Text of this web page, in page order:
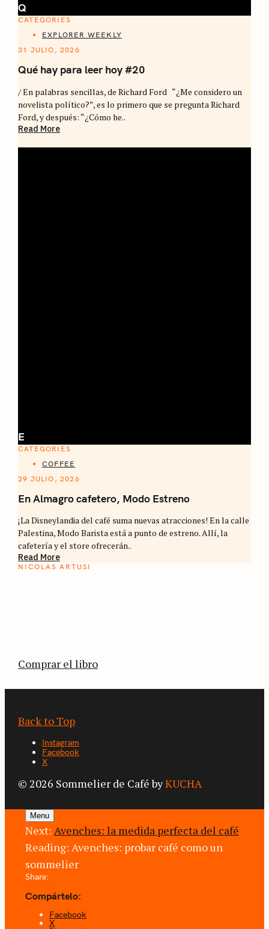
Q
CATEGORIES
EXPLORER WEEKLY
31 JULIO, 2026
Qué hay para leer hoy #20
/ En palabras sencillas, de Richard Ford “¿Me considero un
novelista político?”, es lo primero que se pregunta Richard
Ford, y después: “¿Cómo he..
Read More
E
CATEGORIES
COFFEE
29 JULIO, 2026
En Almagro cafetero, Modo Estreno
¡La Disneylandia del café suma nuevas atracciones! En la calle
Palestina, Modo Barista está a punto de estreno. Allí, la
cafetería y el store ofrecerán..
Read More
NICOLAS ARTUSI
Comprar el libro
Back to Top
Instagram
Facebook
X
© 2026 Sommelier de Café byKUCHA
Menu
Next: Avenches: la medida perfecta del café
Reading: Avenches: probar café como un
sommelier
Share:
Compártelo:
Facebook
X